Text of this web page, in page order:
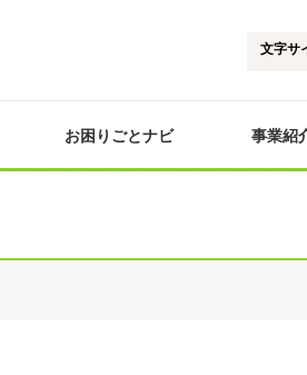
文字サ
お困りごとナビ 事業紹